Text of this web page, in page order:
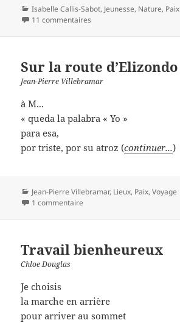
Catégories
Isabelle Callis-Sabot, Jeunesse, Nature, Paix
11 commentaires
Sur la route d’Elizondo
Jean-Pierre Villebramar
à M...
« queda la palabra « Yo »
para esa,
por triste, por su atroz (continuer...)
Catégories
Jean-Pierre Villebramar, Lieux, Paix,Voyage
1 commentaire
Travail bienheureux
Chloe Douglas
Je choisis
la marche en arrière
pour arriver au sommet